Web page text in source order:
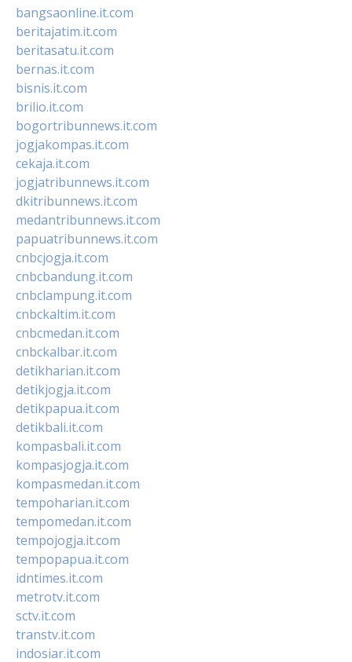
bangsaonline.it.com
beritajatim.it.com
beritasatu.it.com
bernas.it.com
bisnis.it.com
brilio.it.com
bogortribunnews.it.com
jogjakompas.it.com
cekaja.it.com
jogjatribunnews.it.com
dkitribunnews.it.com
medantribunnews.it.com
papuatribunnews.it.com
cnbcjogja.it.com
cnbcbandung.it.com
cnbclampung.it.com
cnbckaltim.it.com
cnbcmedan.it.com
cnbckalbar.it.com
detikharian.it.com
detikjogja.it.com
detikpapua.it.com
detikbali.it.com
kompasbali.it.com
kompasjogja.it.com
kompasmedan.it.com
tempoharian.it.com
tempomedan.it.com
tempojogja.it.com
tempopapua.it.com
idntimes.it.com
metrotv.it.com
sctv.it.com
transtv.it.com
indosiar.it.com